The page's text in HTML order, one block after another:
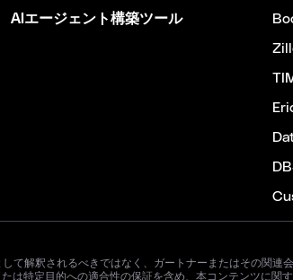
AIエージェント構築ツール
解釈されるべきではなく、ガートナーまたはその関連
特定目的への適合性の保証を含め、本コンテンツに関